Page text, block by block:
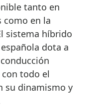
tanto en
como en la
sistema híbrido
dota a
todo el
su dinamismo y